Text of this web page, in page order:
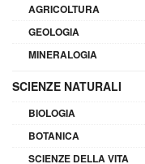
AGRICOLTURA
GEOLOGIA
MINERALOGIA
SCIENZE NATURALI
BIOLOGIA
BOTANICA
SCIENZE DELLA VITA